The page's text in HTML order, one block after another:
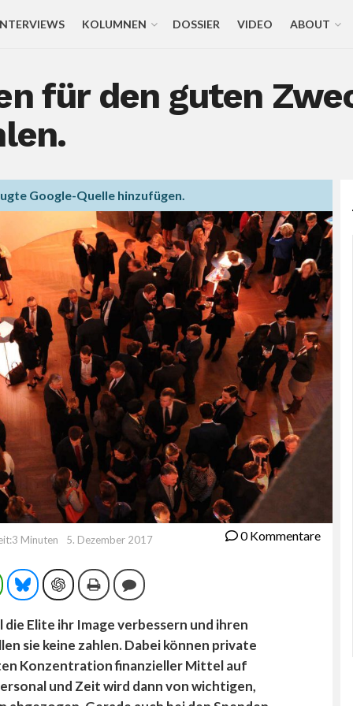
KOLUMNEN DOSSIER VIDEO ABOUT
für den guten
Google-Quelle hinzufügen.
Minuten 5. Dezember 2017 0 Kommentare
WhatsAppBlueskyChatGPTDruckenKommentieren
die Elite ihr Image verbessern und ihren
sie keine zahlen. Dabei können private
Konzentration finanzieller Mittel auf
und Zeit wird dann von wichtigen,